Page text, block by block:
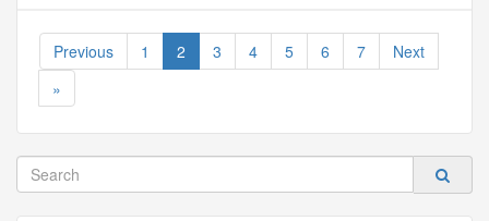
Previous 1 2 3 4 5 6 7
Next
»